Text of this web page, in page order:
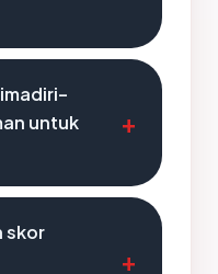
untuk
skor